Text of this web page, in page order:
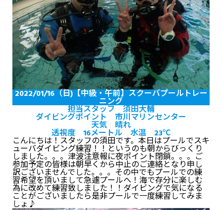
2022/01/16（日)【中級・午前】スクーバプールトレー
ニング
担当スタッフ 須田大輔
ダイビングポイント 市川マリンセンター
天気 晴れ
透視度 16メートル 水温 23℃
こんにちは！スタッフの須田です。本日はプールでスキ
ューバダイビング練習！！というのも朝からびっくり
しました。。。津波注意報に夜ポイント閉鎖。。。ご
参加予定の皆様は朝早くから中止のご連絡となり申し
訳ございませんでした。。。その中でもプールでの練
習希望を頂いまして急遽プールへ！海で存分に楽しむ
為に改めて練習致しました！！ダイビングで気になる
ことがございましたら是非プールで一度練習してみま
しょ♪